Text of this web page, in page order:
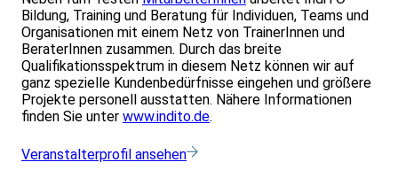
Bildung, Training und Beratung für Individuen, Teams und
Organisationen mit einem Netz von TrainerInnen und
BeraterInnen zusammen. Durch das breite
Qualifikationsspektrum in diesem Netz können wir auf
ganz spezielle Kundenbedürfnisse eingehen und größere
Projekte personell ausstatten. Nähere Informationen
finden Sie unter www.indito.de.
Veranstalterprofil ansehen